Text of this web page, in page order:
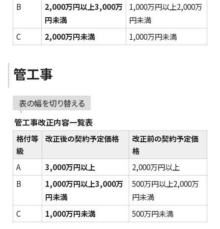
B
2,000万円以上3,000万
円未満
1,000万円以上2,000万
円未満
C
2,000万円未満 1,000万円未満
管工事
表の幅を切り替える
管工事改正内容一覧表
格付等
級
改正後の契約予定価格
改正前の契約予定価
格
A
3,000万円以上
2,000万円以上
B
1,000万円以上3,000万
円未満
500万円以上2,000万
円未満
C
1,000万円未満 500万円未満